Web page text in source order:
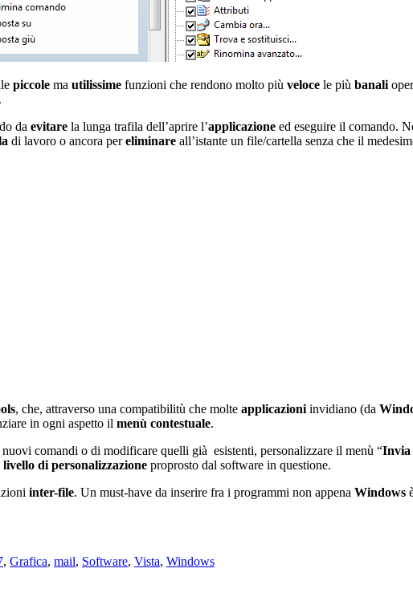
piccole ma utilissime funzioni che rendono molto più veloce le più banali
da evitare la lunga trafila dell’aprire l’applicazione ed eseguire il comando.
di lavoro o ancora pereliminare all’istante un file/cartella senza che il
, che, attraverso una compatibilitù che molte applicazioni invidiano (da
in ogni aspetto il menù contestuale.
nuovi comandi o di modificare quelli già esistenti, personalizzare il menù “
livello di personalizzazione proprosto dal software in questione.
inter-file. Un must-have da inserire fra i programmi non appena Windows
, Grafica, mail, Software, Vista, Windows